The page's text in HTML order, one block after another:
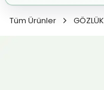
Tüm Ürünler GÖZLÜK